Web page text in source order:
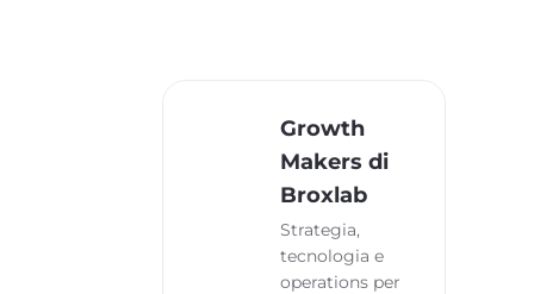
Growth
Makers di
Broxlab
Strategia,
tecnologia e
operations per